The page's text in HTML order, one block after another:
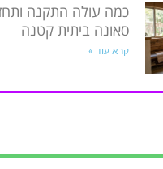
כמה עולה התקנה
סאונה ביתית קטנה
קרא עוד »